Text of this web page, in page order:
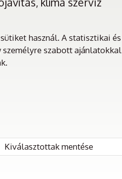
használ. A statisztikai és
személyre szabott ajánlatokkal
Kiválasztottak mentése